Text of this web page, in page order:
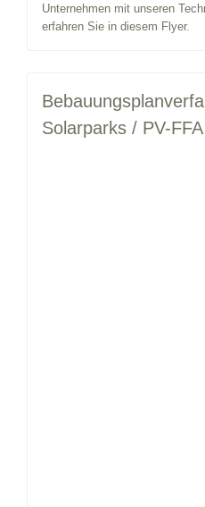
Unternehmen mit unseren
erfahren Sie in diesem Flyer.
Solarparks / PV-FFA